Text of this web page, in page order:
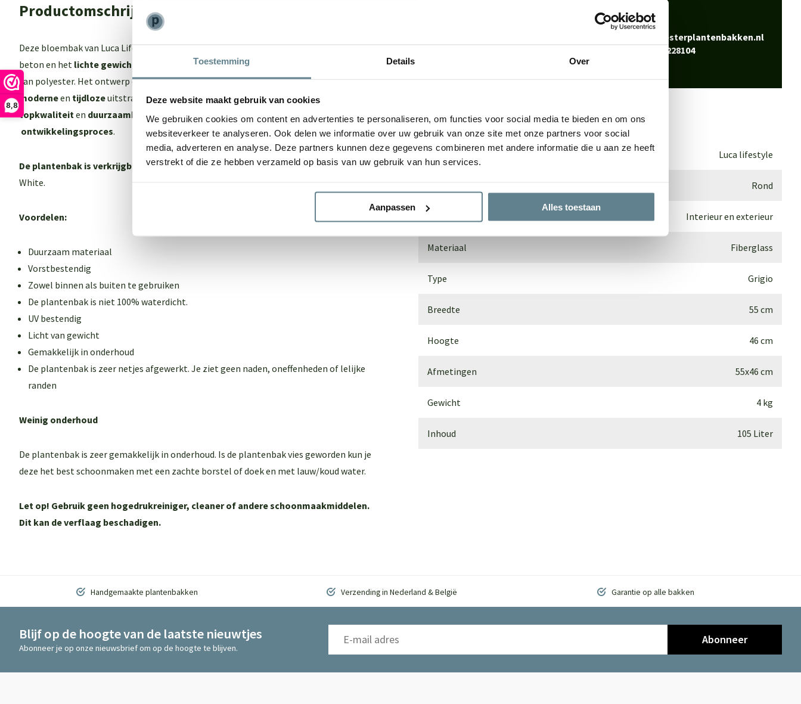
Toestemming Details Over
Deze website maakt gebruik van cookies
We gebruiken cookies om content en advertenties te personaliseren, om functies voor social media te bieden en om ons
websiteverkeer te analyseren. Ook delen we informatie over uw gebruik van onze site met onze partners voor social
media, adverteren en analyse. Deze partners kunnen deze gegevens combineren met andere informatie die u aan ze heeft
verstrekt of die ze hebben verzameld op basis van uw gebruik van hun services.
Aanpassen Alles toestaan
8,8
Productomschrijving
Deze bloembak van Luca Lifestyle biedt het beste van 2 werelden: De
beton en het lichte gewich sterkenonderhoudsvriendelijke
van polyester. Het ontwerp en de kleur van de Luca Lifestyle plantenbakken geven een
moderneen tijdlozeuitstraling. Een echte eyecatcher in je tuin. De bloembak is van
topkwaliteit en duurzaamheiddankzij een intensief
zorgvuldig
ontwikkelingsproces.
De plantenbak is verkrijgbaar in 3 kleuren:Antraciet, Natural Concrete en Antique
White.
Voordelen:
Duurzaam materiaal
Vorstbestendig
Zowel binnen als buiten te gebruiken
De plantenbak is niet 100% waterdicht.
UV bestendig
Licht van gewicht
Gemakkelijk in onderhoud
De plantenbak is zeer netjes afgewerkt. Je ziet geen naden, oneffenheden of lelijke
randen
Weinig onderhoud
De plantenbak is zeer gemakkelijk in onderhoud. Is de plantenbak vies geworden kun je
deze het best schoonmaken met een zachte borstel of doek en met lauw/koud water.
Let op! Gebruik geen hogedrukreiniger, cleaner of andere schoonmaakmiddelen.
Dit kan de verflaag beschadigen.
Wil je advies of heb je een vraag? Neem contactBel0344-228104
info@polyesterplantenbakken.nl
0344-228104
Specificaties
Merk Luca lifestyle
Rond
Interieur en exterieur
Materiaal Fiberglass
Type Grigio
Breedte 55 cm
Hoogte 46 cm
Afmetingen 55x46 cm
Gewicht 4 kg
Inhoud 105 Liter
Handgemaakte plantenbakken Verzending in Nederland & België Garantie op alle bakken
Blijf op de hoogte van de laatste nieuwtjes
Abonneer je op onze nieuwsbrief om op de hoogte te blijven.
Abonneer